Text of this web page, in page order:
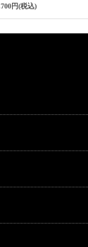
円(税込)